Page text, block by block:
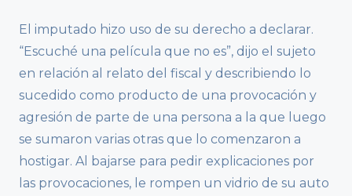
El imputado hizo uso de su derecho a declarar.
“Escuché una película que no es”, dijo el sujeto
en relación al relato del fiscal y describiendo lo
sucedido como producto de una provocación y
agresión de parte de una persona a la que luego
se sumaron varias otras que lo comenzaron a
hostigar. Al bajarse para pedir explicaciones por
las provocaciones, le rompen un vidrio de su auto